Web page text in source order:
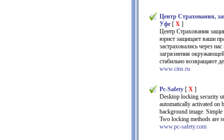
Центр Страхования,
Уфе [ X ]
Центр Страхования
юрист защищает ваши
застраховались через
загрязнения
стабильно возвращают
www.cins.ru
Pc-Safety [ X ]
Desktop locking security
automatically activated on
background image.
Two locking methods are
www.pc-safety.com